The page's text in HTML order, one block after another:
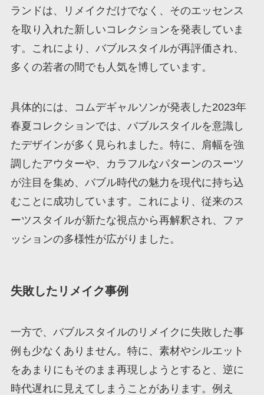
ランドは、リメイクだけでなく、そのエッセンス
を取り入れた新しいコレクションを発表していま
す。これにより、バブルスタイルが再評価され、
多くの若者の間でも人気を博しています。
具体的には、コムデギャルソンが発表した2023年
春夏コレクションでは、バブルスタイルを意識し
たデザインが多く見られました。特に、肩幅を強
調したアウターや、カラフルなパターンのスーツ
が注目を集め、バブル時代の魅力を現代に持ち込
むことに成功しています。これにより、従来のス
ーツスタイルが新たな視点から再解釈され、ファ
ッションの多様性が広がりました。
失敗したリメイク事例
一方で、バブルスタイルのリメイクに失敗した事
例も少なくありません。特に、素材やシルエット
をあまりにもそのまま再現しようとすると、逆に
時代遅れに見えてしまうことがあります。例え